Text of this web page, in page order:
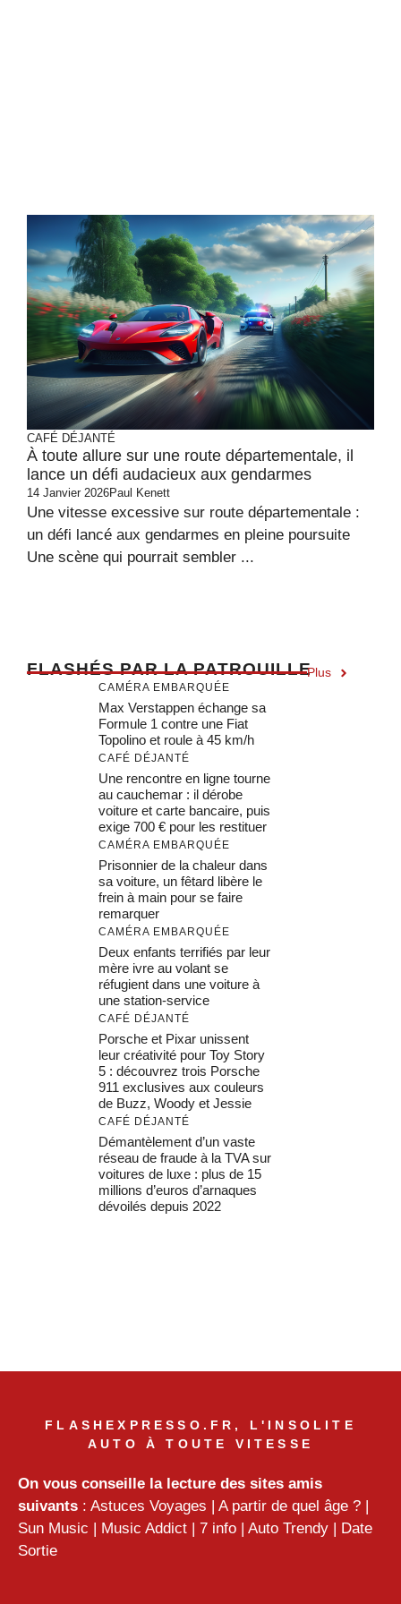
CAFÉ DÉJANTÉ
À toute allure sur une route départementale, il
lance un défi audacieux aux gendarmes
14 Janvier 2026Paul Kenett
Une vitesse excessive sur route départementale :
un défi lancé aux gendarmes en pleine poursuite
Une scène qui pourrait sembler ...
FLASHÉS PAR LA PATROUILLEPlus
CAMÉRA EMBARQUÉE
Max Verstappen échange sa
Formule 1 contre une Fiat
Topolino et roule à 45 km/h
CAFÉ DÉJANTÉ
Une rencontre en ligne tourne
au cauchemar : il dérobe
voiture et carte bancaire, puis
exige 700 € pour les restituer
CAMÉRA EMBARQUÉE
Prisonnier de la chaleur dans
sa voiture, un fêtard libère le
frein à main pour se faire
remarquer
CAMÉRA EMBARQUÉE
Deux enfants terrifiés par leur
mère ivre au volant se
réfugient dans une voiture à
une station-service
CAFÉ DÉJANTÉ
Porsche et Pixar unissent
leur créativité pour Toy Story
5 : découvrez trois Porsche
911 exclusives aux couleurs
de Buzz, Woody et Jessie
CAFÉ DÉJANTÉ
Démantèlement d’un vaste
réseau de fraude à la TVA sur
voitures de luxe : plus de 15
millions d’euros d’arnaques
dévoilés depuis 2022
FLASHEXPRESSO.FR, L'INSOLITE
AUTO À TOUTE VITESSE
On vous conseille la lecture des sites amis
suivants : Astuces Voyages | A partir de quel âge ? |
Sun Music | Music Addict | 7 info | Auto Trendy | Date
Sortie